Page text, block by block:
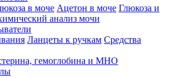
в моче Ацетон в моче Глюкоза и
анализ мочи
Ланцеты к ручкам Средства
гемоглобина и МНО